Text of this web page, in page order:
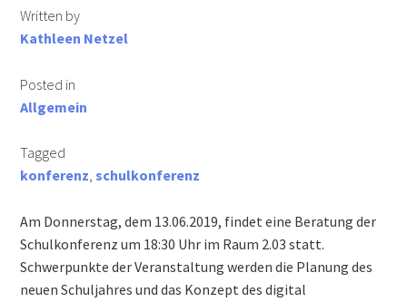
Informationen für Busfahrschüler
Berufs- und Studienberatung
Schulkonferenz
Wir suchen Verstärkung für unser Team!
Downloads
Written by
Kathleen Netzel
Posted in
Allgemein
Tagged
konferenz,schulkonferenz
Am Donnerstag, dem 13.06.2019, findet eine Beratung der
Schulkonferenz um 18:30 Uhr im Raum 2.03 statt.
Schwerpunkte der Veranstaltung werden die Planung des
neuen Schuljahres und das Konzept des digital